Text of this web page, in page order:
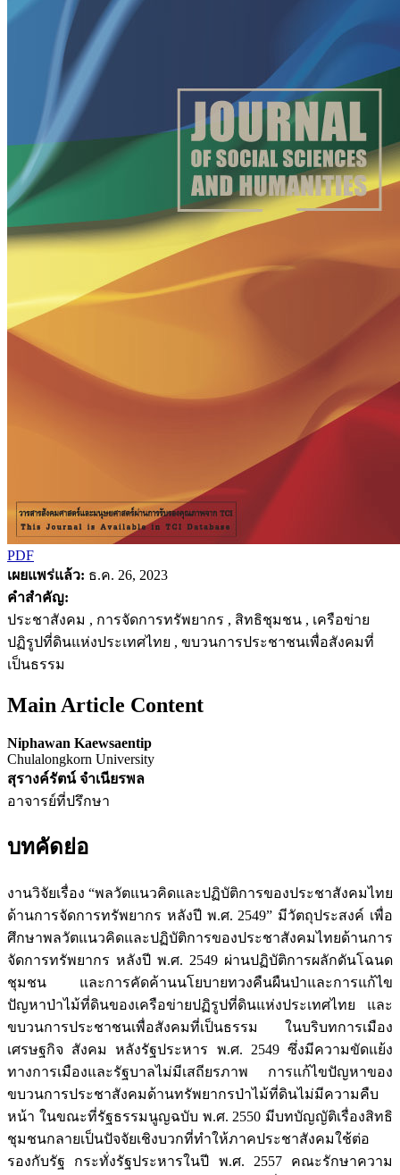
PDF
เผยแพร่แล้ว: ธ.ค. 26, 2023
คำสำคัญ:
ประชาสังคม , การจัดการทรัพยากร , สิทธิชุมชน , เครือข่าย
ปฏิรูปที่ดินแห่งประเทศไทย , ขบวนการประชาชนเพื่อสังคมที่
เป็นธรรม
Main Article Content
Niphawan Kaewsaentip
Chulalongkorn University
สุรางค์รัตน์ จำเนียรพล
อาจารย์ที่ปรึกษา
บทคัดย่อ
งานวิจัยเรื่อง “พลวัตแนวคิดและปฏิบัติการของประชาสังคมไทย
ด้านการจัดการทรัพยากร หลังปี พ.ศ. 2549” มีวัตถุประสงค์ เพื่อ
ศึกษาพลวัตแนวคิดและปฏิบัติการของประชาสังคมไทยด้านการ
จัดการทรัพยากร หลังปี พ.ศ. 2549 ผ่านปฏิบัติการผลักดันโฉนด
ชุมชน และการคัดค้านนโยบายทวงคืนผืนป่าและการแก้ไข
ปัญหาป่าไม้ที่ดินของเครือข่ายปฏิรูปที่ดินแห่งประเทศไทย และ
ขบวนการประชาชนเพื่อสังคมที่เป็นธรรม ในบริบทการเมือง
เศรษฐกิจ สังคม หลังรัฐประหาร พ.ศ. 2549 ซึ่งมีความขัดแย้ง
ทางการเมืองและรัฐบาลไม่มีเสถียรภาพ การแก้ไขปัญหาของ
ขบวนการประชาสังคมด้านทรัพยากรป่าไม้ที่ดินไม่มีความคืบ
หน้า ในขณะที่รัฐธรรมนูญฉบับ พ.ศ. 2550 มีบทบัญญัติเรื่องสิทธิ
ชุมชนกลายเป็นปัจจัยเชิงบวกที่ทำให้ภาคประชาสังคมใช้ต่อ
รองกับรัฐ กระทั่งรัฐประหารในปี พ.ศ. 2557 คณะรักษาความ